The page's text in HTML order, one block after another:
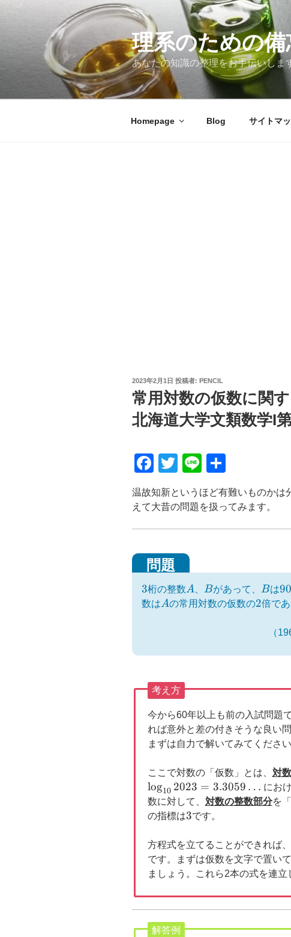
理系のための備
あなたの知識の整理をお手伝いしま
Homepage Blog サイトマ
投
稿
日:
2023年2月1日 投稿者: PENCIL
常用対数の仮数に関
北海道大学文類数学I第
F
a
c
o
o
k
T
wi
tt
Li
n
e
有
温故知新というほど有難いものかは
えて大昔の問題を扱ってみます。
3
3桁の整数A
A B
Bがあって、 B
Bは
数はA
Aの常用対数の仮数の2
2倍であ
（
考え方
今から60年以上も前の入試問題
れば意外と差の付きそうな良い
まずは自力で解いてみてください
ここで対数の「仮数」とは、 対
log10 2023 = 3.3059 … にお
数に対して、 対数の整数部分を
の指標は3
3です。
方程式を立てることができれば
です。まずは仮数を文字で置いて
ましょう。これら2本の式を連立
解答例